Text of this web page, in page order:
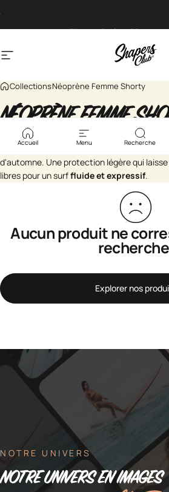
Navigation Surfshop -
Accueil Menu Recherche
CollectionsNéoprène Femme Shorty
NÉOPRÈNEFEMME
shorty femme
s'adapte aux journées
d'automne. Une protection légère qui
libres pour un surffluide et expressif.
Aucun produit ne
Explorer nos
NOTRE UNIVERS
NOTRE UNIVERS ENIMAGES